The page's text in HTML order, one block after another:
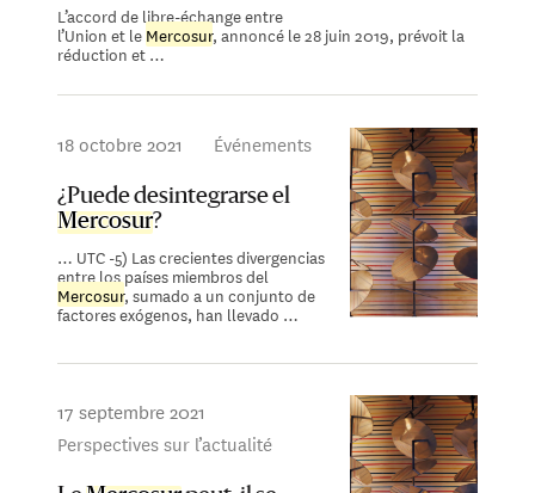
L’accord de libre-échange entre
l’Union et leMercosur, annoncé le 28 juin 2019, prévoit la
réduction et …
18 octobre 2021 Événements
¿Puede desintegrarse el
Mercosur?
… UTC -5) Las crecientes divergencias
entre los países miembros del
Mercosur, sumado a un conjunto de
factores exógenos, han llevado …
17 septembre 2021
Perspectives sur l’actualité